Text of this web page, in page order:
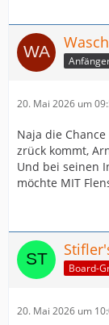
20. Mai 2026 um
Naja die
zrück kommt,
Und bei seinen
möchte MIT
Board-
20. Mai 2026 um